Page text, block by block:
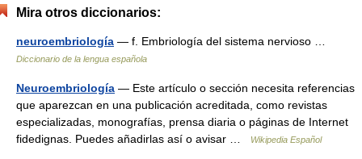
Mira otros diccionarios:
neuroembriología — f. Embriología del sistema nervioso …
Diccionario de la lengua española
Neuroembriología — Este artículo o sección necesita referencias
que aparezcan en una publicación acreditada, como revistas
especializadas, monografías, prensa diaria o páginas de Internet
fidedignas. Puedes añadirlas así o avisar …
Wikipedia Español